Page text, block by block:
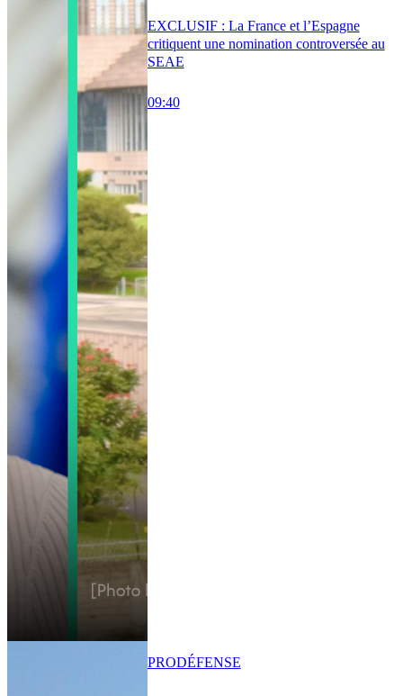
EXCLUSIF : La France et l’Espagne
critiquent une nomination controversée au
SEAE
09:40
PRODÉFENSE